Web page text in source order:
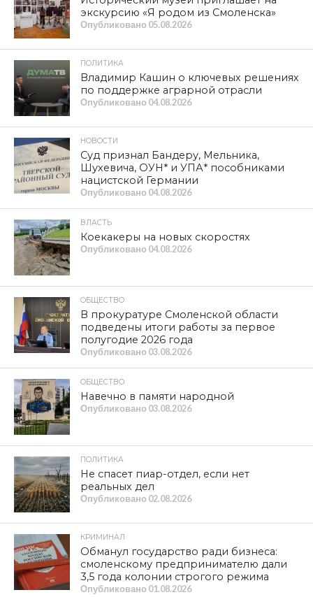
экскурсию «Я родом из Смоленска»
Опубликовано 05.08.2026
ПОЛИТИКА
Владимир Кашин о ключевых решениях
по поддержке аграрной отрасли
Опубликовано 04.08.2026
НОВОСТИ
Суд признал Бандеру, Мельника,
Шухевича, ОУН* и УПА* пособниками
нацистской Германии
Опубликовано 04.08.2026
ВЛАСТЬ
Коекакеры на новых скоростях
Опубликовано 04.08.2026
ОБЩЕСТВО
В прокуратуре Смоленской области
подведены итоги работы за первое
полугодие 2026 года
Опубликовано 03.08.2026
ОБЩЕСТВО
Навечно в памяти народной
Опубликовано 03.08.2026
ПОЛИТИКА
Не спасет пиар-отдел, если нет
реальных дел
Опубликовано 02.08.2026
КРИМИНАЛ
Обманул государство ради бизнеса:
смоленскому предпринимателю дали
3,5 года колонии строгого режима
Опубликовано 01.08.2026